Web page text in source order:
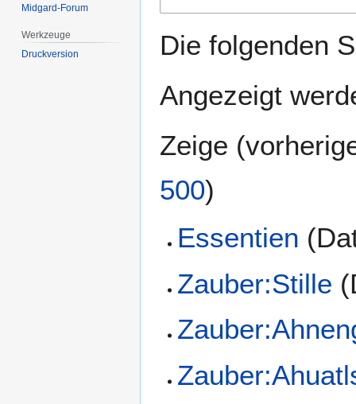
Die folgenden
Angezeigt
Zeige (
500)
Essentien
Zauber:Stille
Midgard-Forum
Werkzeuge
Druckversion